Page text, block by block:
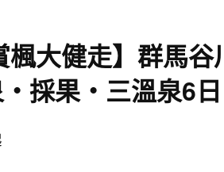
楓大健走】群馬
採果‧三溫泉6日